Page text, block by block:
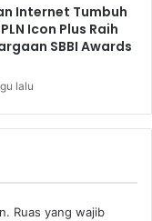
Internet Tumbuh
Icon Plus Raih
SBBI Awards
lalu
Ruas yang wajib